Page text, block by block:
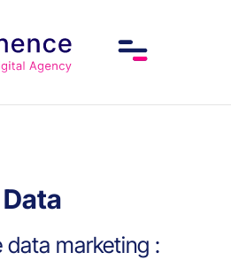
Data
data marketing :